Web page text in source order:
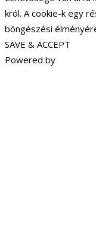
król. A cookie-k egy
böngészési
SAVE & ACCEPT
Powered by